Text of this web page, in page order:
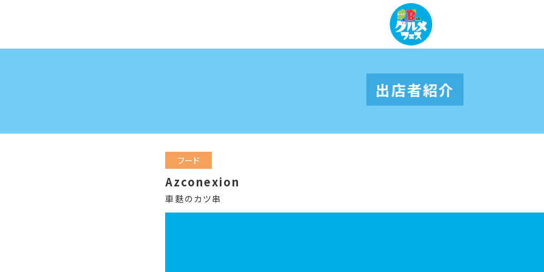
出店者紹介
フード
Azconexion
車麩のカツ串